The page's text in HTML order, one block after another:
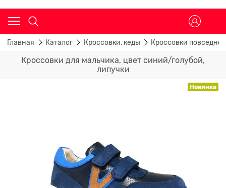
Главная Каталог Кроссовки, кеды Кроссовки
Кроссовки для мальчика, цвет синий/голубой,
липучки
Новинка